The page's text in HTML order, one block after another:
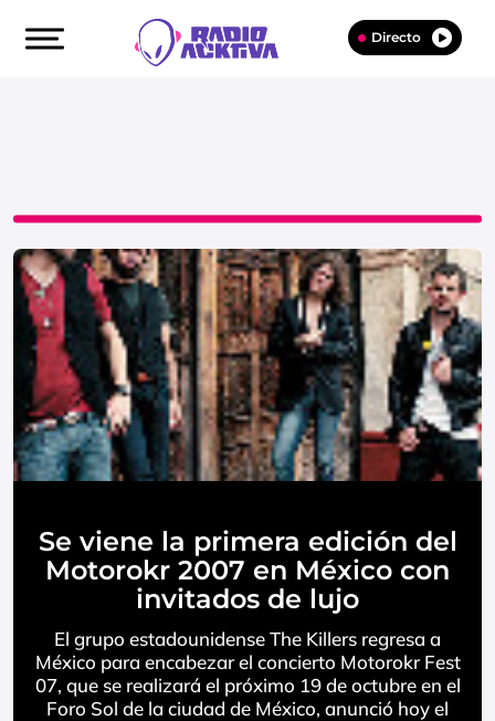
Directo
Se viene la primera edición del
Motorokr 2007 en México con
invitados de lujo
El grupo estadounidense The Killers regresa a
México para encabezar el concierto Motorokr Fest
07, que se realizará el próximo 19 de octubre en el
Foro Sol de la ciudad de México, anunció hoy el